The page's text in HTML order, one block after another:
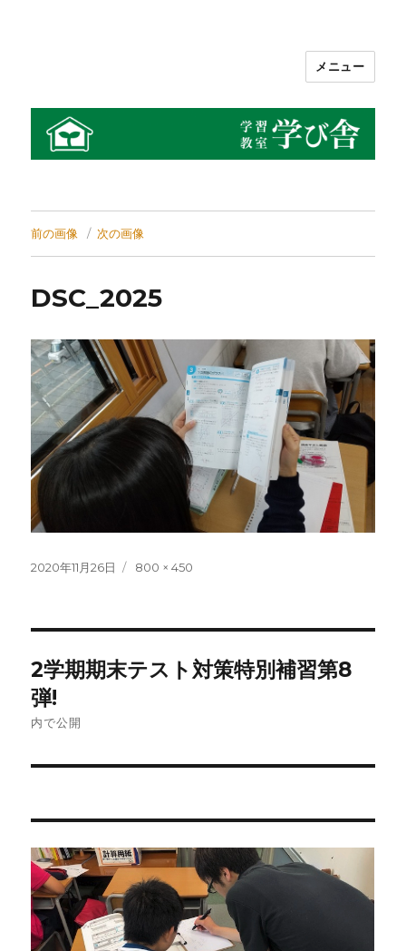
メニュー
前の画像 次の画像
DSC_2025
投
2020年11月26日
フ
800 × 450
稿
ナ
ビ
シ
ョ
2学期期末テスト対策特別補習第8
弾!
内で公開